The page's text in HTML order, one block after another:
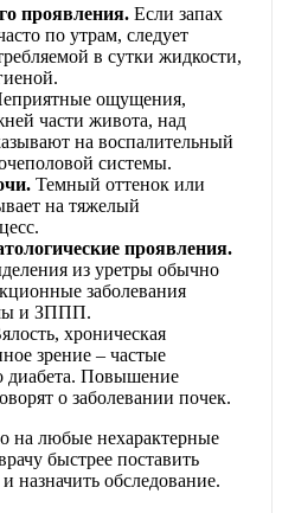
проявления. Если запах
по утрам, следует
в сутки жидкости,
ощущения,
части живота, над
на воспалительный
системы.
Темный оттенок или
на тяжелый
проявления.
из уретры обычно
заболевания
и ЗППП.
хроническая
зрение – частые
диабета. Повышение
о заболевании почек.
на любые нехарактерные
быстрее поставить
назначить обследование.